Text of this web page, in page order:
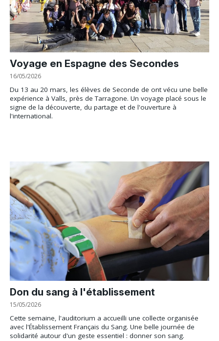
Voyage en Espagne des Secondes
16/05/2026
Du 13 au 20 mars, les élèves de Seconde de ont vécu une belle
expérience à Valls, près de Tarragone. Un voyage placé sous le
signe de la découverte, du partage et de l'ouverture à
l'international.
Don du sang à l'établissement
15/05/2026
Cette semaine, l'auditorium a accueilli une collecte organisée
avec l'Établissement Français du Sang. Une belle journée de
solidarité autour d'un geste essentiel : donner son sang.